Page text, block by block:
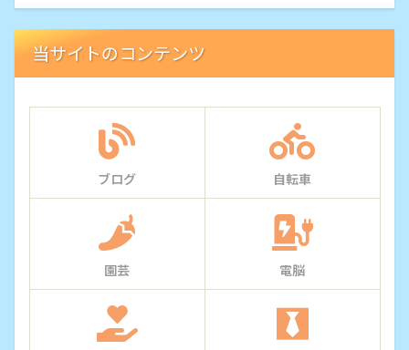
当サイトのコンテンツ
ブログ 自転車
園芸 電脳